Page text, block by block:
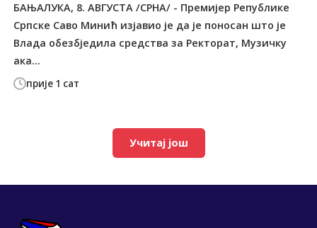
прије 1 сат
БАЊАЛУКА, 8. АВГУСТА /СРНА/ - Премијер Републике
Српске Саво Минић изјавио је да је поносан што је
Влада обезбједила средства за Ректорат, Музичку
ака...
Учитај још